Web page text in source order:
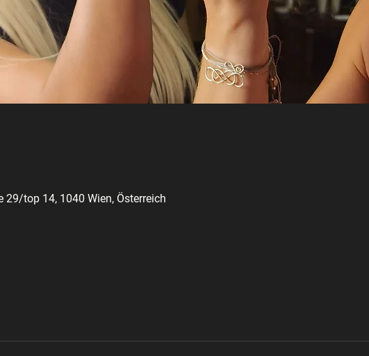
top 14, 1040 Wien, Österreich